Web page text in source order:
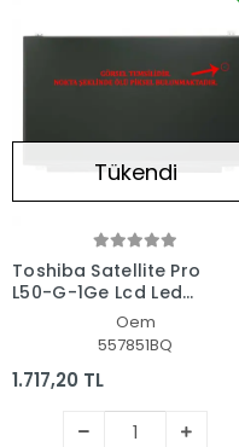
Tükendi
Toshiba Satellite Pro
L50-G-1Ge Lcd Led
Ekran - PanelOem
557851BQ
1.717,20 TL